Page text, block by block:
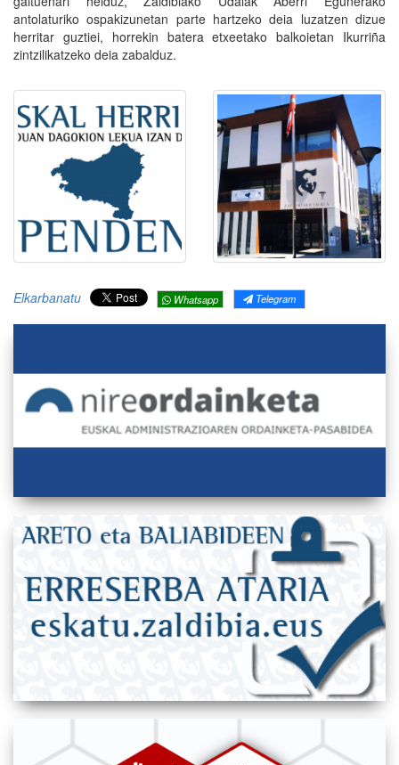
antolaturiko ospakizunetan parte hartzeko deia luzatzen dizue
herritar guztiei, horrekin batera etxeetako balkoietan Ikurriña
zintzilikatzeko deia zabalduz.
Elkarbanatu Whatsapp Telegram